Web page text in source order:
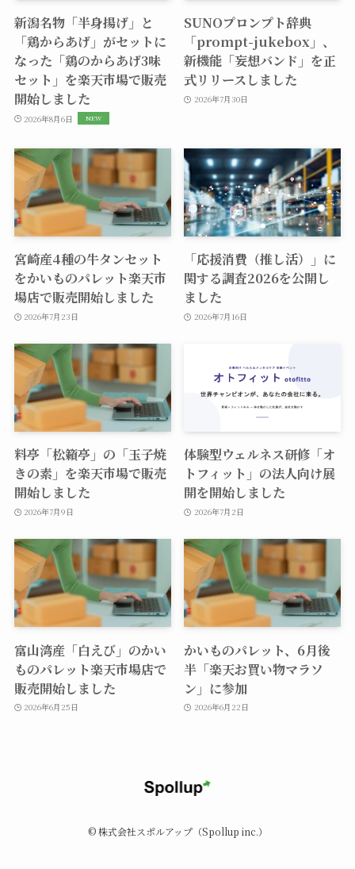
新潟名物「半身揚げ」と
「鶏からあげ」がセットに
なった「鶏のからあげ3味
セット」を楽天市場で販売
開始しました
2026年8月6日
SUNOプロンプト辞典
「prompt-jukebox」、
新機能「妄想バンド」を正
式リリースしました
2026年7月30日
宮崎産4種の牛タンセット
をかいものパレット楽天市
場店で販売開始しました
2026年7月23日
「応援消費（推し活）」に
関する調査2026を公開し
ました
2026年7月16日
料亭「松籟亭」の「玉子焼
きの素」を楽天市場で販売
開始しました
2026年7月9日
体験型ウェルネス研修「オ
トフィット」の法人向け展
開を開始しました
2026年7月2日
富山湾産「白えび」のかい
ものパレット楽天市場店で
販売開始しました
2026年6月25日
かいものパレット、6月後
半「楽天お買い物マラソ
ン」に参加
2026年6月22日
©株式会社スポルアップ（Spollup inc.）